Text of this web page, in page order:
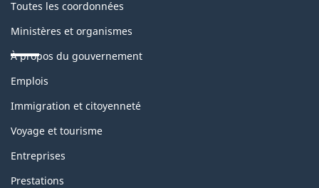
Toutes les coordonnées
Ministères et organismes
À propos du gouvernement
Thèmes
sujets
Emplois
Immigration et citoyenneté
Voyage et tourisme
Entreprises
Prestations